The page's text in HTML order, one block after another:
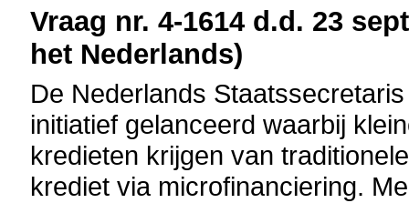
Vraag nr. 4-1614 d.d. 23
het Nederlands)
De Nederlands
initiatief gelanceerd waarbij
kredieten krijgen van
krediet via microfinanciering.